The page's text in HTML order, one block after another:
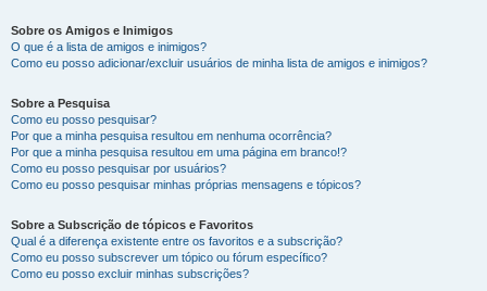
Sobre os Amigos e Inimigos
O que é a lista de amigos e inimigos?
Como eu posso adicionar/excluir usuários de minha lista de amigos e inimigos?
Sobre a Pesquisa
Como eu posso pesquisar?
Por que a minha pesquisa resultou em nenhuma ocorrência?
Por que a minha pesquisa resultou em uma página em branco!?
Como eu posso pesquisar por usuários?
Como eu posso pesquisar minhas próprias mensagens e tópicos?
Sobre a Subscrição de tópicos e Favoritos
Qual é a diferença existente entre os favoritos e a subscrição?
Como eu posso subscrever um tópico ou fórum específico?
Como eu posso excluir minhas subscrições?